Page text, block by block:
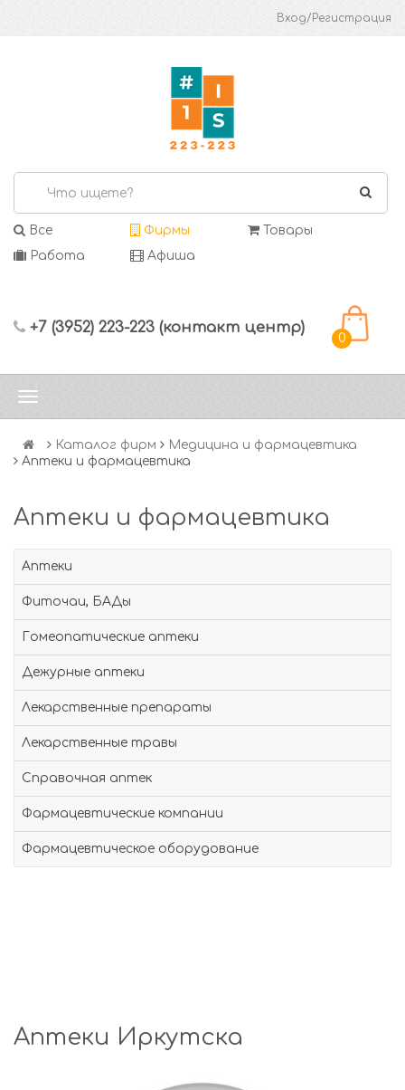
Вход/Регистрация
Все Фирмы
Товары
Работа
Афиша
+7 (3952) 223-223 (контакт центр)
0
Каталог фирм
Медицина и фармацевтика
Аптеки и фармацевтика
Аптеки и фармацевтика
Аптеки
Фиточаи, БАДы
Гомеопатические аптеки
Дежурные аптеки
Лекарственные препараты
Лекарственные травы
Справочная аптек
Фармацевтические компании
Фармацевтическое оборудование
Аптеки Иркутска